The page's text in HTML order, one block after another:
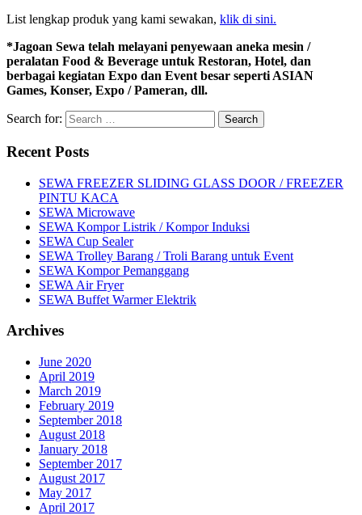
List lengkap produk yang kami sewakan, klik di sini.
*Jagoan Sewa telah melayani penyewaan aneka mesin /
peralatan Food & Beverage untuk Restoran, Hotel, dan
berbagai kegiatan Expo dan Event besar seperti ASIAN
Games, Konser, Expo / Pameran, dll.
Search for:
Recent Posts
SEWA FREEZER SLIDING GLASS DOOR / FREEZER
PINTU KACA
SEWA Microwave
SEWA Kompor Listrik / Kompor Induksi
SEWA Cup Sealer
SEWA Trolley Barang / Troli Barang untuk Event
SEWA Kompor Pemanggang
SEWA Air Fryer
SEWA Buffet Warmer Elektrik
Archives
June 2020
April 2019
March 2019
February 2019
September 2018
August 2018
January 2018
September 2017
August 2017
May 2017
April 2017